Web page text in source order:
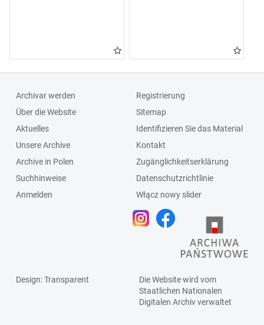
Archivar werden
Über die Website
Aktuelles
Unsere Archive
Archive in Polen
Suchhinweise
Anmelden
Registrierung
Sitemap
Identifizieren Sie das Material
Kontakt
Zugänglichkeitserklärung
Datenschutzrichtlinie
Włącz nowy slider
Design: Transparent
Die Website wird vom
Staatlichen Nationalen
Digitalen Archivverwaltet